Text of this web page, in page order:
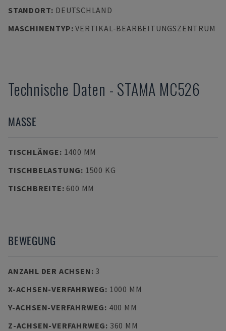
STANDORT: DEUTSCHLAND
MASCHINENTYP:VERTIKAL-BEARBEITUNGSZENTRUM
Technische Daten - STAMA MC526
MASSE
TISCHLÄNGE: 1400 MM
TISCHBELASTUNG: 1500 KG
TISCHBREITE: 600 MM
BEWEGUNG
ANZAHL DER ACHSEN: 3
X-ACHSEN-VERFAHRWEG: 1000 MM
Y-ACHSEN-VERFAHRWEG: 400 MM
Z-ACHSEN-VERFAHRWEG: 360 MM